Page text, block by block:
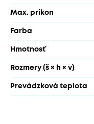
Max. príkon
Farba
Hmotnosť
Rozmery (š × h × v)
Prevádzková teplota